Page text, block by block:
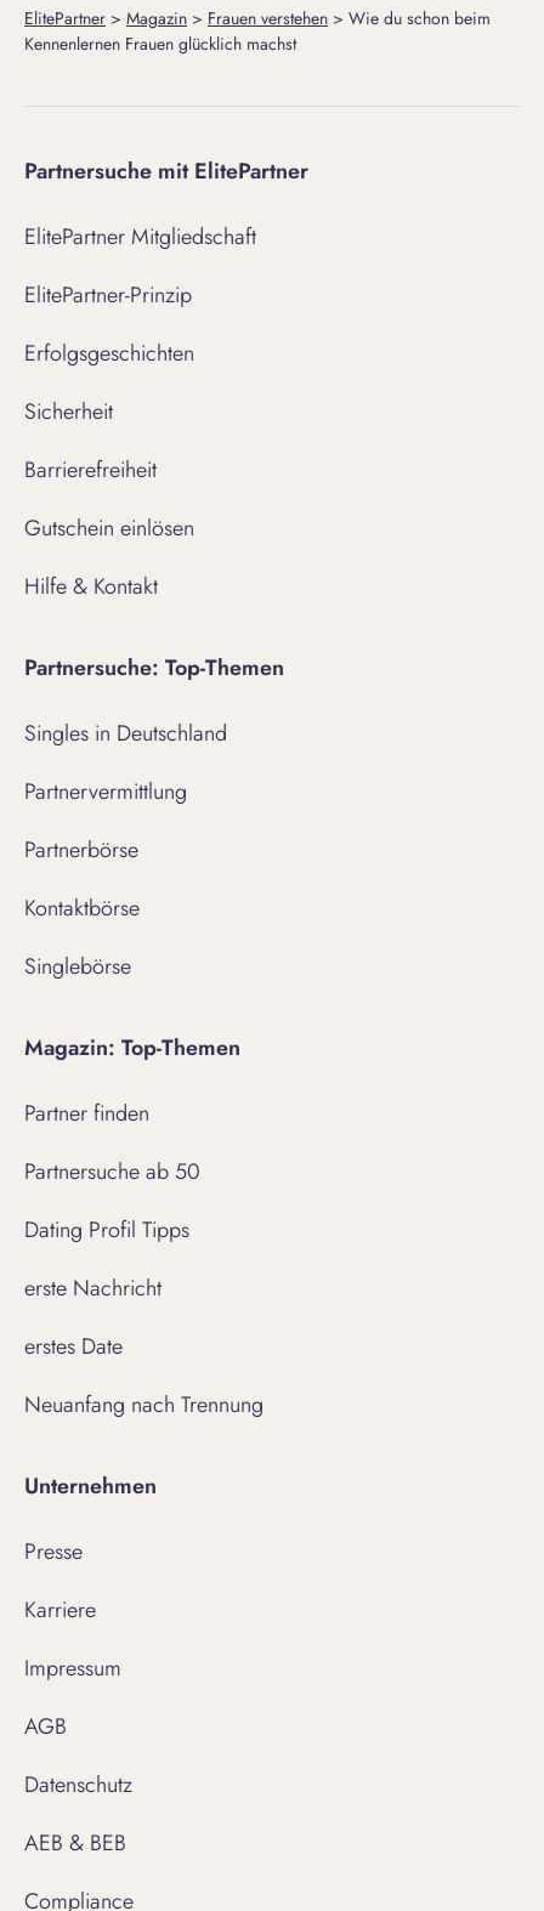
ElitePartner > Magazin > Frauen verstehen > Wie du schon beim
Kennenlernen Frauen glücklich machst
Partnersuche mit ElitePartner
ElitePartner Mitgliedschaft
ElitePartner-Prinzip
Erfolgsgeschichten
Sicherheit
Barrierefreiheit
Gutschein einlösen
Hilfe & Kontakt
Partnersuche: Top-Themen
Singles in Deutschland
Partnervermittlung
Partnerbörse
Kontaktbörse
Singlebörse
Magazin: Top-Themen
Partner finden
Partnersuche ab 50
Dating Profil Tipps
erste Nachricht
erstes Date
Neuanfang nach Trennung
Unternehmen
Presse
Karriere
Impressum
AGB
Datenschutz
AEB & BEB
Compliance